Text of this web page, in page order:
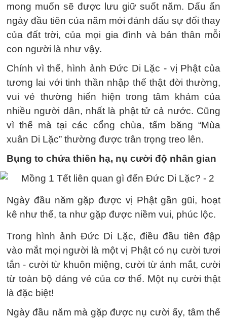
mong muốn sẽ được lưu giữ suốt năm. Dấu ấn
ngày đầu tiên của năm mới đánh dấu sự đổi thay
của đất trời, của mọi gia đình và bản thân mỗi
con người là như vậy.
Chính vì thế, hình ảnh Đức Di Lặc - vị Phật của
tương lai với tinh thần nhập thế thật đời thường,
vui vẻ thường hiển hiện trong tâm khảm của
nhiều người dân, nhất là phật tử cả nước. Cũng
vì thế mà tại các cổng chùa, tấm băng “Mùa
xuân Di Lặc” thường được trân trọng treo lên.
Bụng to chứa thiên hạ, nụ cười độ nhân gian
Ngày đầu năm gặp được vị Phật gần gũi, hoạt
kê như thế, ta như gặp được niềm vui, phúc lộc.
Trong hình ảnh Đức Di Lặc, điều đầu tiên đập
vào mắt mọi người là một vị Phật có nụ cười tươi
tắn - cười từ khuôn miệng, cười từ ánh mắt, cười
từ toàn bộ dáng vẻ của cơ thể. Một nụ cười thật
là đặc biệt!
Ngày đầu năm mà gặp được nụ cười ấy, tâm thế